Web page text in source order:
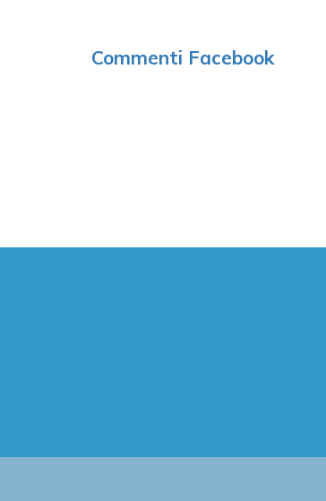
Commenti Facebook